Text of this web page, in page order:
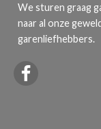
We sturen graag
naar al onze
garenliefhebbers.